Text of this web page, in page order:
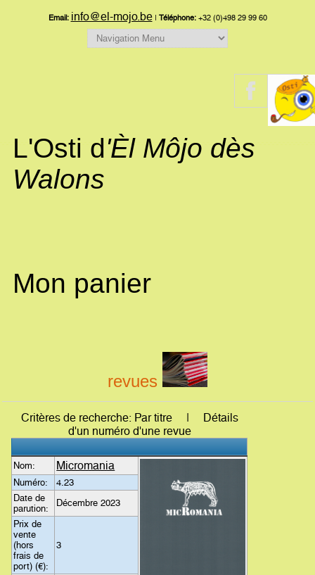
Email: info@el-mojo.be| Téléphone:+32 (0)498 29 99 60
L'Osti d'Èl Môjo dès
Walons
Mon panier
revues
Critères de recherche: Par titre | Détails
d'un numéro d'une revue
Nom: Micromania
Numéro:
4.23
Date de
parution:
Décembre 2023
Prix de
vente
(hors
frais de
port) (€):
3